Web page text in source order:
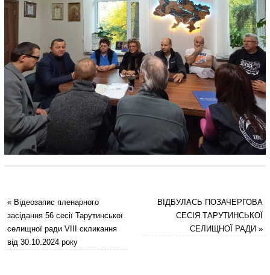
«Відеозапис пленарного
засідання 56 сесії Тарутинської
селищної ради VIII скликання
від 30.10.2024 року
ВІДБУЛАСЬ ПОЗАЧЕРГОВА
СЕСІЯ ТАРУТИНСЬКОЇ
СЕЛИЩНОЇ РАДИ»